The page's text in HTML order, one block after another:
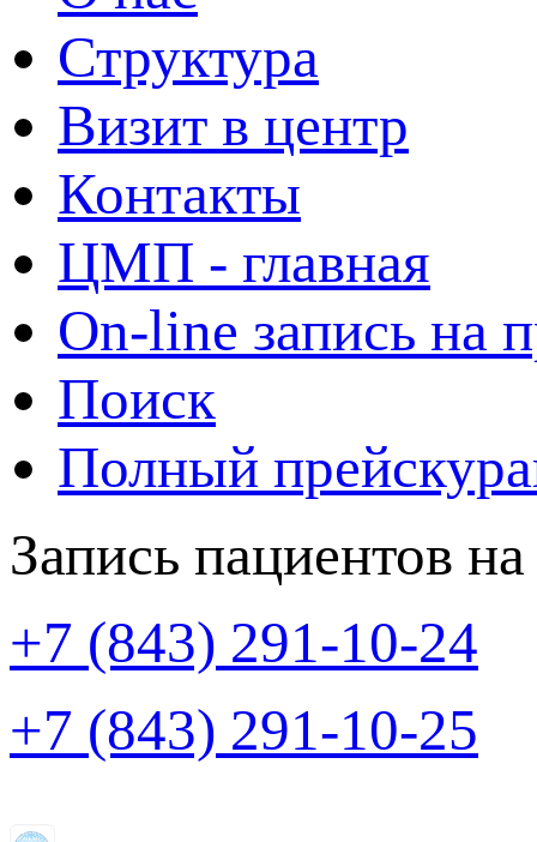
Структура
Визит в центр
Контакты
ЦМП - главная
On-line запись на
Поиск
Полный
Запись пациентов
+7 (843) 291-10-24
+7 (843) 291-10-25